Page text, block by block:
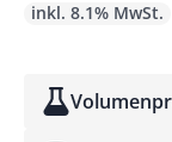
inkl. 8.1% MwSt.